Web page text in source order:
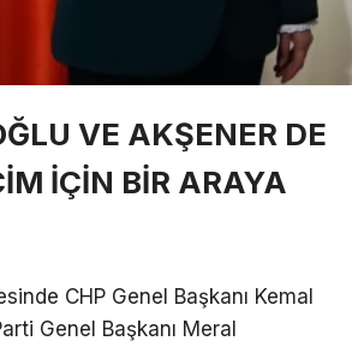
VE AKŞENER DE
İÇİN BİR ARAYA
CHP Genel Başkanı Kemal
Genel Başkanı Meral